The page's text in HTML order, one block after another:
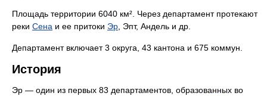
Площадь территории 6040 км². Через департамент протекают
реки Сена и ее притоки Эр , Эпт, Андель и др.
Департамент включает 3 округа, 43 кантона и 675 коммун.
История
Эр — один из первых 83 департаментов, образованных во